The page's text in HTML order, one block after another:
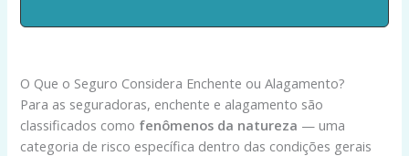
O Que o Seguro Considera Enchente ou Alagamento?
Para as seguradoras, enchente e alagamento são
classificados como fenômenos da natureza — uma
categoria de risco específica dentro das condições gerais